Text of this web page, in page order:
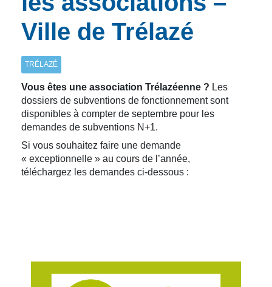
Ville de Trélazé
TRÉLAZÉ
Vous êtes une association Trélazéenne ? Les
dossiers de subventions de fonctionnement sont
disponibles à compter de septembre pour les
demandes de subventions N+1.
Si vous souhaitez faire une demande
« exceptionnelle » au cours de l’année,
téléchargez les demandes ci-dessous :